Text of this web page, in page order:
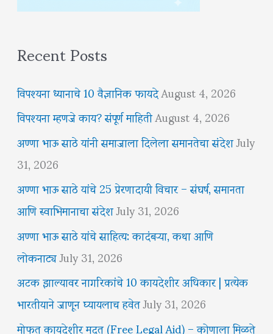
Recent Posts
विपश्यना ध्यानाचे 10 वैज्ञानिक फायदेAugust 4, 2026
विपश्यना म्हणजे काय? संपूर्ण माहितीAugust 4, 2026
अण्णा भाऊ साठे यांनी समाजाला दिलेला समानतेचा संदेशJuly
31, 2026
अण्णा भाऊ साठे यांचे 25 प्रेरणादायी विचार – संघर्ष, समानता
आणि स्वाभिमानाचा संदेशJuly 31, 2026
अण्णा भाऊ साठे यांचे साहित्य: कादंबऱ्या, कथा आणि
लोकनाट्यJuly 31, 2026
अटक झाल्यावर नागरिकांचे 10 कायदेशीर अधिकार | प्रत्येक
भारतीयाने जाणून घ्यायलाच हवेतJuly 31, 2026